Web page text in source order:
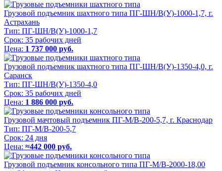
Грузовой подъемник шахтного типа ПГ-ШН/В(У)-1000-1,7, г.
Астрахань
Тип: ПГ-ШН/В(У)-1000-1,7
Срок: 35 рабочих дней
Цена: 1 737 000 руб.
Грузовой подъемник шахтного типа ПГ-ШН/В(У)-1350-4,0, г.
Саранск
Тип: ПГ-ШН/В(У)-1350-4,0
Срок: 35 рабочих дней
Цена: 1 886 000 руб.
Грузовой мачтовый подъемник ПГ-М/В-200-5,7, г. Краснодар
Тип: ПГ-М/В-200-5,7
Срок: 24 дня
Цена: ≈442 000 руб.
Грузовой подъемник консольного типа ПГ-М/В-2000-18,00